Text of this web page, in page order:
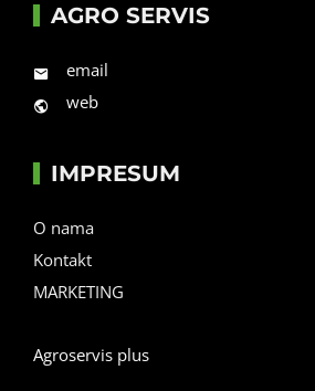
AGRO SERVIS
email
web
IMPRESUM
O nama
Kontakt
MARKETING
Agroservis plus